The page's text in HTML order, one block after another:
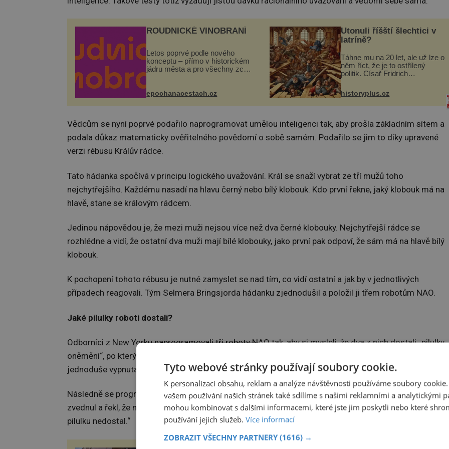
ROUDNICKÉ VINOBRANÍ
Letos poprvé podle nového
konceptu – přímo v historickém
jádru města a pro všechny zcela
náměstí. Návštěvníci se mohou
epochanacestach.cz
Utonuli říšští šlechtici v
latríně?
Táhne mu na 20 let, ale už lze o
něm říct, že je to ostřílený
politik. Císař Fridrich
syna a dědice Jindřicha VI. do
Erfurtu, aby se stal
prostředníkem při řešení sporu
historyplus.cz
Vědcům se nyní poprvé podařilo naprogramovat umělou inteligenci tak, aby prošla základním sítem a
podala důkaz matematicky ověřitelného povědomí o sobě samém. Podařilo se jim to díky upravené
verzi rébusu Králův rádce.
Tato hádanka spočívá v principu logického uvažování. Král se snaží vybrat ze tří mužů toho
nejchytřejšího. Každému nasadí na hlavu černý nebo bílý klobouk. Kdo první řekne, jaký klobouk má na
hlavě, stane se královým rádcem.
Jedinou nápovědou je, že mezi muži nejsou více než dva černé klobouky. Nejchytřejší rádce se
rozhlédne a vidí, že ostatní dva muži mají bílé klobouky, jako první pak odpoví, že sám má na hlavě bílý
klobouk.
K pochopení tohoto rébusu je nutné zamyslet se nad tím, co vidí ostatní a jak by v jednotlivých
případech reagovali. Tým Selmera Bringsjorda hádanku zjednodušil a položil ji třem robotům NAO.
Jaké pilulky roboti dostali?
Odborníci z New Yorku naprogramovali tři roboty NAO tak, aby si mysleli, že dva z nich dostali „pilulky
oněmění“, po kterých nebudou moci mluvit. Ve skutečnosti byla dvěma z nich možnost mluvit
jednoduše vypnuta.
Následně se programátoři zeptali, kdo z nich pilulku nedostal. Roboti chvíli mlčeli, následně se jeden
zvednul a řekl, že neví. Po chvíli se opravil a pronesl: „Pardon, teď už to vím. Dokázal jsem, že já jsem
pilulku nedostal.“
Tyto webové stránky používají soubory cookie.
K personalizaci obsahu, reklam a analýze návštěvnosti používáme soubory
vašem používání našich stránek také sdílíme s našimi reklamními a analytickými
mohou kombinovat s dalšími informacemi, které jste jim poskytli nebo které
používání jejich služeb. Více informací
ZOBRAZIT VŠECHNY PARTNERY (1616) →